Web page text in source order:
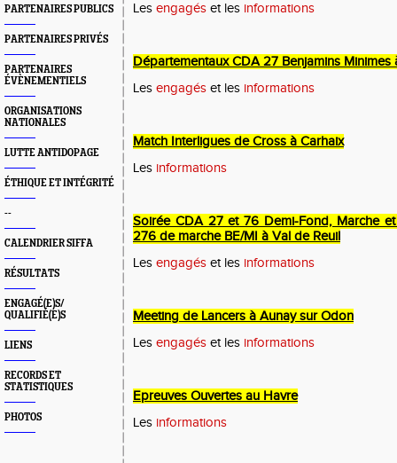
PARTENAIRES PUBLICS
PARTENAIRES PRIVÉS
PARTENAIRES
ÉVÈNEMENTIELS
ORGANISATIONS
NATIONALES
LUTTE ANTIDOPAGE
ÉTHIQUE ET INTÉGRITÉ
--
CALENDRIER SIFFA
RÉSULTATS
ENGAGÉ(E)S/
QUALIFIÉ(E)S
LIENS
RECORDS ET
STATISTIQUES
PHOTOS
Les engagés et les informations
Départementaux CDA 27 Benjamins Minimes
Les engagés et les informations
Match Interligues de Cross à Carhaix
Les informations
Soirée CDA 27 et 76 Demi-Fond, Marche
276 de marche BE/MI à Val de Reuil
Les engagés et les informations
Meeting de Lancers à Aunay sur Odon
Les engagés et les informations
Epreuves Ouvertes au Havre
Les informations